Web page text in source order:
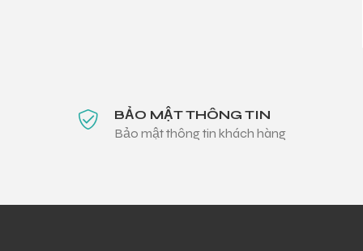
BẢO MẬT THÔNG TIN
Bảo mật thông tin khách hàng